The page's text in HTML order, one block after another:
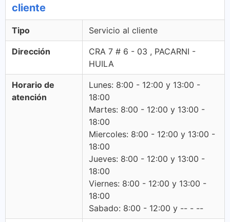
cliente
Tipo Servicio al cliente
Dirección
CRA 7 # 6 - 03 , PACARNI -
HUILA
Horario de
atención
Lunes: 8:00 - 12:00 y 13:00 -
18:00
Martes: 8:00 - 12:00 y 13:00 -
18:00
Miercoles: 8:00 - 12:00 y 13:00 -
18:00
Jueves: 8:00 - 12:00 y 13:00 -
18:00
Viernes: 8:00 - 12:00 y 13:00 -
18:00
Sabado: 8:00 - 12:00 y -- - --